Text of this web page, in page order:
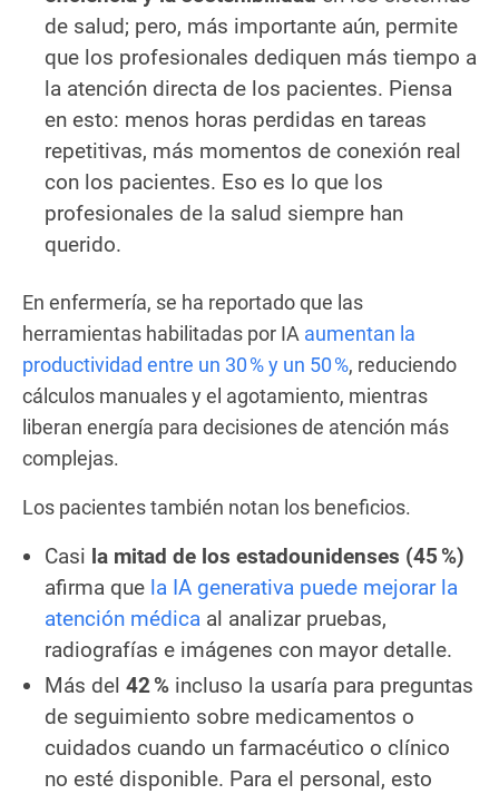
de salud; pero, más importante aún, permite
que los profesionales dediquen más tiempo a
la atención directa de los pacientes. Piensa
en esto: menos horas perdidas en tareas
repetitivas, más momentos de conexión real
con los pacientes. Eso es lo que los
profesionales de la salud siempre han
querido.
En enfermería, se ha reportado que las
herramientas habilitadas por IA aumentan la
productividad entre un 30 % y un 50 %, reduciendo
cálculos manuales y el agotamiento, mientras
liberan energía para decisiones de atención más
complejas.
Los pacientes también notan los beneficios.
Casi la mitad de los estadounidenses (45 %)
afirma que la IA generativa puede mejorar la
atención médica al analizar pruebas,
radiografías e imágenes con mayor detalle.
Más del 42 % incluso la usaría para preguntas
de seguimiento sobre medicamentos o
cuidados cuando un farmacéutico o clínico
no esté disponible. Para el personal, esto